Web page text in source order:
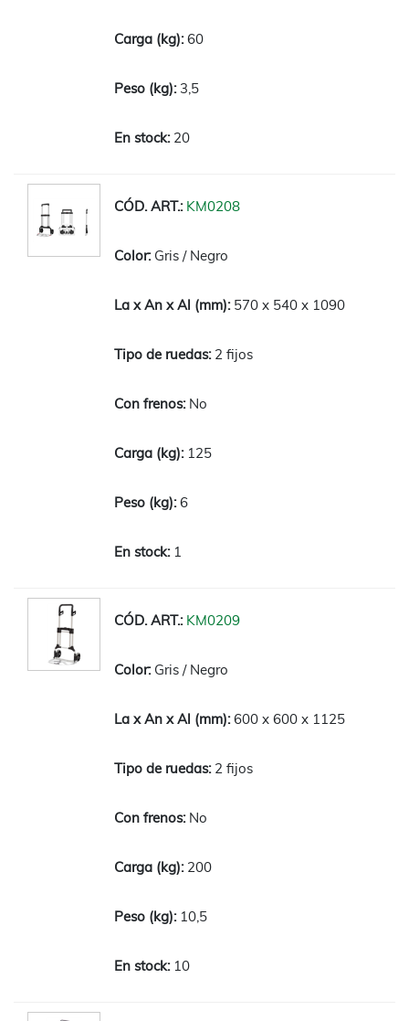
60
3,5
20
KM0208
Gris / Negro
570 x 540 x 1090
2 fijos
No
125
6
1
KM0209
Gris / Negro
600 x 600 x 1125
2 fijos
No
200
10,5
10